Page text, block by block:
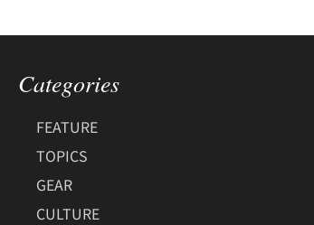
Categories
FEATURE
TOPICS
GEAR
CULTURE